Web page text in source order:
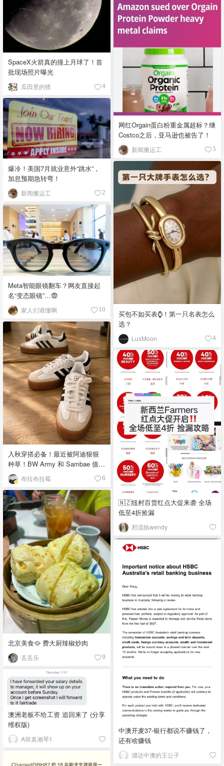
SpaceX火箭真的撞上月球了！首
批现场照片曝光
瓜田里的猹 4
网红Orgain蛋白粉重金属超标？继
Costco之后，亚马逊也被告了！
新闻搬运工 5
爆冷！美国7月就业意外“跳水”，
加息预期急转弯！
新闻搬运工 2
买包不如买表⌚️！第一只名表怎么
选？
LuxMoon 4
Meta智能眼镜翻车？网友直接起
名“变态眼镜”…😨
家人们谁懂啊 10
入秋穿搭必备！最近被阿迪狠狠
种草！BW Army 和 Sambae 值得
拥有！布拉布拉莓 6
🇳🇿纽村百货红点大促来袭 全场
低至4折捡漏
邪流纨wendy
北京美食🥘 费大厨辣椒炒肉
丢丢乐 9
中澳开麦37-银行都说不赚钱了，
还有啥赚钱
溜达中澳的王公子
澳洲老板不给工资 追回来了 (分享
维权版)
A班袁湘琴1